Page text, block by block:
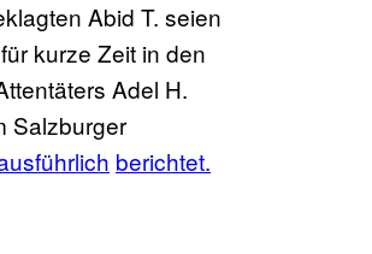
Abid T. seien
kurze Zeit in den
Adel H.
Salzburger
berichtet.